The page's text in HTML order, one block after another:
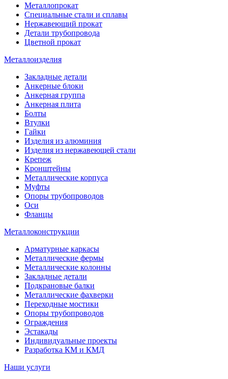
Металлопрокат
Специальные стали и сплавы
Нержавеющий прокат
Детали трубопровода
Цветной прокат
Металлоизделия
Закладные детали
Анкерные блоки
Анкерная группа
Анкерная плита
Болты
Втулки
Гайки
Изделия из алюминия
Изделия из нержавеющей стали
Крепеж
Кронштейны
Металлические корпуса
Муфты
Опоры трубопроводов
Оси
Фланцы
Металлоконструкции
Арматурные каркасы
Металлические фермы
Металлические колонны
Закладные детали
Подкрановые балки
Металлические фахверки
Переходные мостики
Опоры трубопроводов
Ограждения
Эстакады
Индивидуальные проекты
Разработка КМ и КМД
Наши услуги